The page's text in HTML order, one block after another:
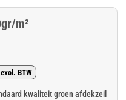
m²
excl. BTW
kwaliteit groen afdekzeil